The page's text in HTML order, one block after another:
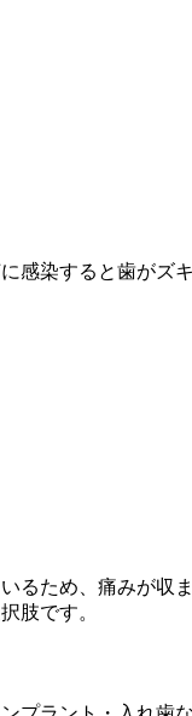
染すると歯がズ
ため、痛みが収
肢です。